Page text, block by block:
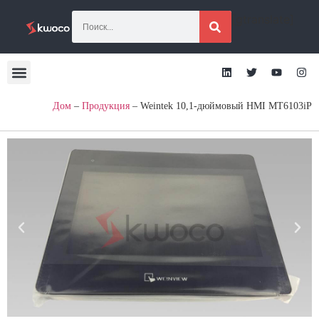
Дом – Продукция – Weintek 10,1-дюймовый HMI MT6103iP